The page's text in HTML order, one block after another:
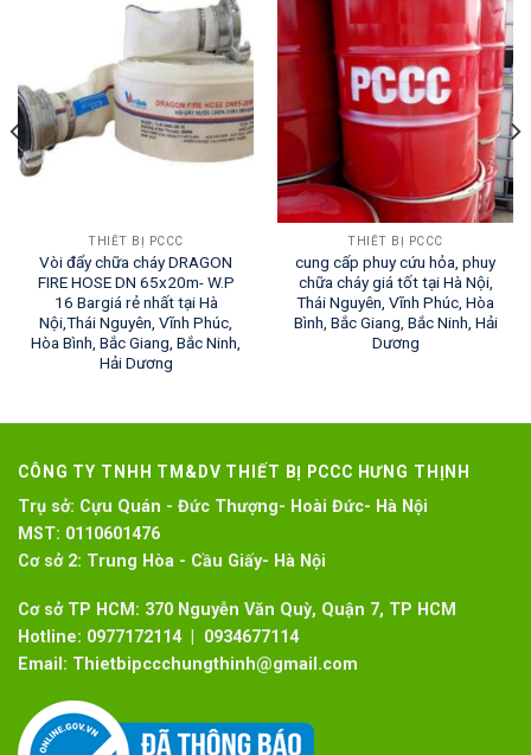
THIẾT BỊ PCCC
Vòi đẩy chữa cháy DRAGON
FIRE HOSE DN 65x20m- W.P
16 Bargiá rẻ nhất tại Hà
Nội,Thái Nguyên, Vĩnh Phúc,
Hòa Bình, Bắc Giang, Bắc Ninh,
Hải Dương
THIẾT BỊ PCCC
cung cấp phuy cứu hỏa, phuy
chữa cháy giá tốt tại Hà Nội,
Thái Nguyên, Vĩnh Phúc, Hòa
Bình, Bắc Giang, Bắc Ninh, Hải
Dương
CÔNG TY TNHH TM&DV THIẾT BỊ PCCC HƯNG THỊNH
Trụ sở: Cựu Quán - Đức Thượng- Hoài Đức- Hà Nội
MST: 0110601476
Cơ sở 2: Trung Hòa - Cầu Giấy- Hà Nội
Cơ sở TP HCM: 370 Nguyễn Văn Quỳ, Quận 7, TP HCM
Hotline: 0977172114 | 0934677114
Email: Thietbipccchungthinh@gmail.com